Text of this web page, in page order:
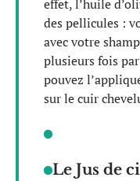
effet, l’huile
des pellicules :
avec votre
plusieurs fois
pouvez
sur le cuir
Le Jus de